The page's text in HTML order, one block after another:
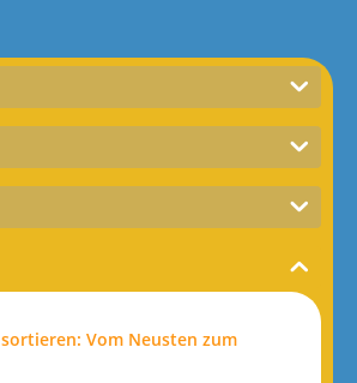
Vom Neusten zum